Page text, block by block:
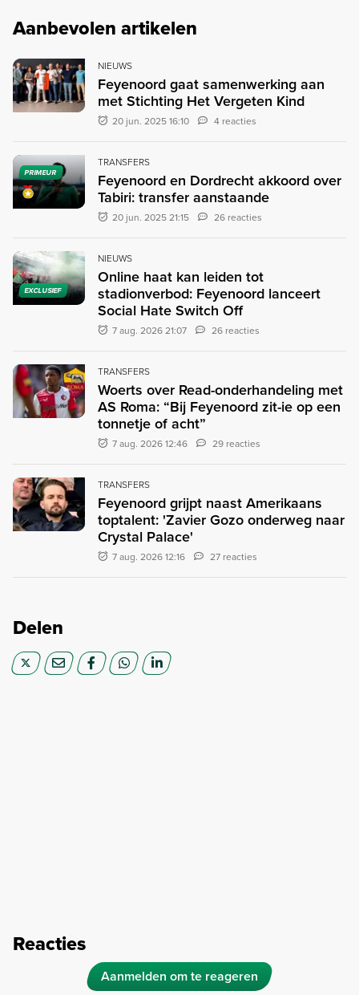
Aanbevolen artikelen
NIEUWS
Feyenoord gaat samenwerking aan
met Stichting Het Vergeten Kind
20 jun. 2025 16:10 4 reacties
PRIMEUR
TRANSFERS
Feyenoord en Dordrecht akkoord over
Tabiri: transfer aanstaande
20 jun. 2025 21:15 26 reacties
EXCLUSIEF
NIEUWS
Online haat kan leiden tot
stadionverbod: Feyenoord lanceert
Social Hate Switch Off
7 aug. 2026 21:07 26 reacties
TRANSFERS
Woerts over Read-onderhandeling met
AS Roma: “Bij Feyenoord zit-ie op een
tonnetje of acht”
7 aug. 2026 12:46 29 reacties
TRANSFERS
Feyenoord grijpt naast Amerikaans
toptalent: 'Zavier Gozo onderweg naar
Crystal Palace'
7 aug. 2026 12:16 27 reacties
Delen
Reacties
Aanmelden om te reageren